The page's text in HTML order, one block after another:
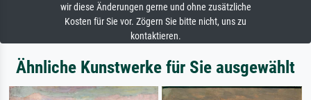
wir diese Änderungen gerne und ohne zusätzliche
Kosten für Sie vor. Zögern Sie bitte nicht, uns zu
kontaktieren.
Ähnliche Kunstwerke für Sie ausgewählt